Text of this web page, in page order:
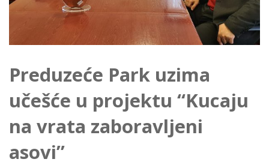
Preduzeće Park uzima
učešće u projektu “Kucaju
na vrata zaboravljeni
asovi”